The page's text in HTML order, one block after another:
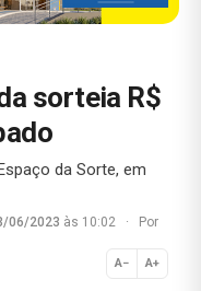
sorteia R$
da Sorte, em
06/2023 às 10:02 ·
Por
A− A+
Normal